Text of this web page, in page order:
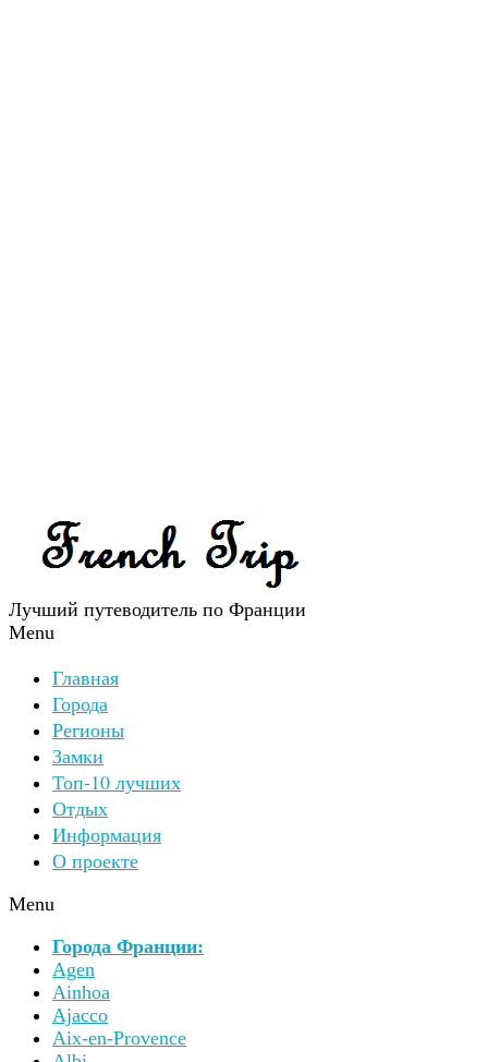
Лучший путеводитель по Франции
Menu
Главная
Города
Регионы
Замки
Топ-10 лучших
Отдых
Информация
О проекте
Menu
Города Франции:
Agen
Ainhoa
Ajacco
Aix-en-Provence